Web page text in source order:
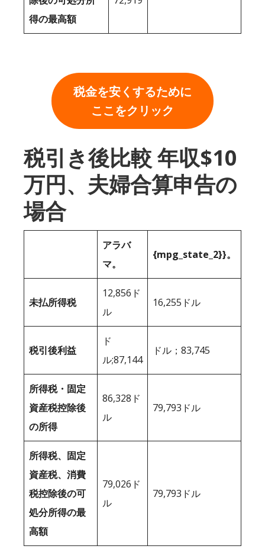
得の最高額
税金を安くするために
ここをクリック
税引き後比較 年収$10
万円、夫婦合算申告の
場合
アラバ
マ。
{mpg_state_2}}。
未払所得税
12,856ド
ル
16,255ドル
税引後利益
ド
ル;87,144
ドル；83,745
所得税・固定
資産税控除後
の所得
86,328ド
ル
79,793ドル
所得税、固定
資産税、消費
税控除後の可
処分所得の最
高額
79,026ド
ル
79,793ドル